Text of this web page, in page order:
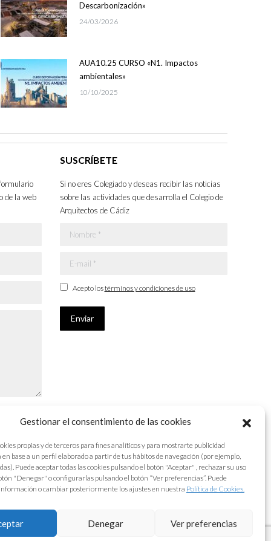
Gestionar el consentimiento de las cookies
propias y de terceros para fines analíticos y para mostrarte publicidad
en base a un perfil elaborado a partir de tus hábitos de navegación (por ejemplo,
Puede aceptar todas las cookies pulsando el botón "Aceptar" , rechazar su uso
"Denegar" o configurarlas pulsando el botón “Ver preferencias”. Puede
o cambiar posteriormente los ajustes en nuestra Política de Cookies.
Denegar Ver preferencias
Descarbonización»
24/03/2026
AUA10.25 CURSO «N1. Impactos
ambientales»
10/10/2025
de la web
SUSCRÍBETE
Si no eres Colegiado y deseas recibir las noticias
sobre las actividades que desarrolla el Colegio de
Arquitectos de Cádiz
Nombre *
E-mail *
Acepto lostérminos y condiciones de uso
Enviar